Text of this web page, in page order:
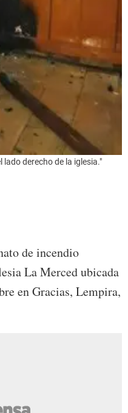
derecho de la iglesia."
de incendio
La Merced ubicada
en Gracias, Lempira,